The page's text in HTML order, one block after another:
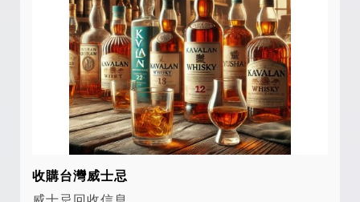
收購台灣威士忌